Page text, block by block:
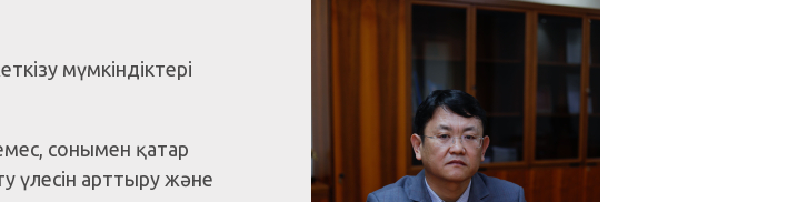
мүмкіндіктері
сонымен қатар
үлесін арттыру және